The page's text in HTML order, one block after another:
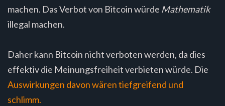
machen. Das Verbot von Bitcoin würde Mathematik
illegal machen.
Daher kann Bitcoin nicht verboten werden, da dies
effektiv die Meinungsfreiheit verbieten würde. Die
Auswirkungen davon wären tiefgreifend und
schlimm.